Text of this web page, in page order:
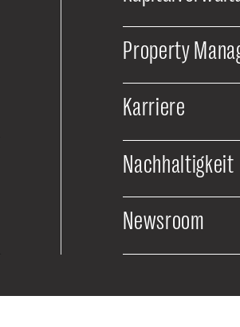
Property
Karriere
Nachhaltigkeit
Newsroom